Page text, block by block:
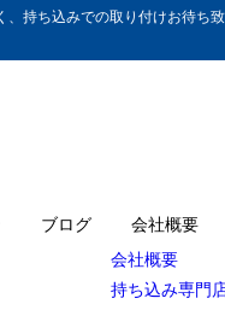
持ち込みでの取り付けお待ち
ブログ
会社概要
会社概要
持ち込み専門